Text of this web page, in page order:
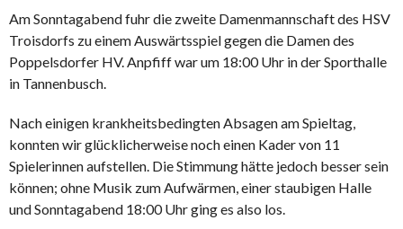
Am Sonntagabend fuhr die zweite Damenmannschaft des HSV
Troisdorfs zu einem Auswärtsspiel gegen die Damen des
Poppelsdorfer HV. Anpfiff war um 18:00 Uhr in der Sporthalle
in Tannenbusch.
Nach einigen krankheitsbedingten Absagen am Spieltag,
konnten wir glücklicherweise noch einen Kader von 11
Spielerinnen aufstellen. Die Stimmung hätte jedoch besser sein
können; ohne Musik zum Aufwärmen, einer staubigen Halle
und Sonntagabend 18:00 Uhr ging es also los.